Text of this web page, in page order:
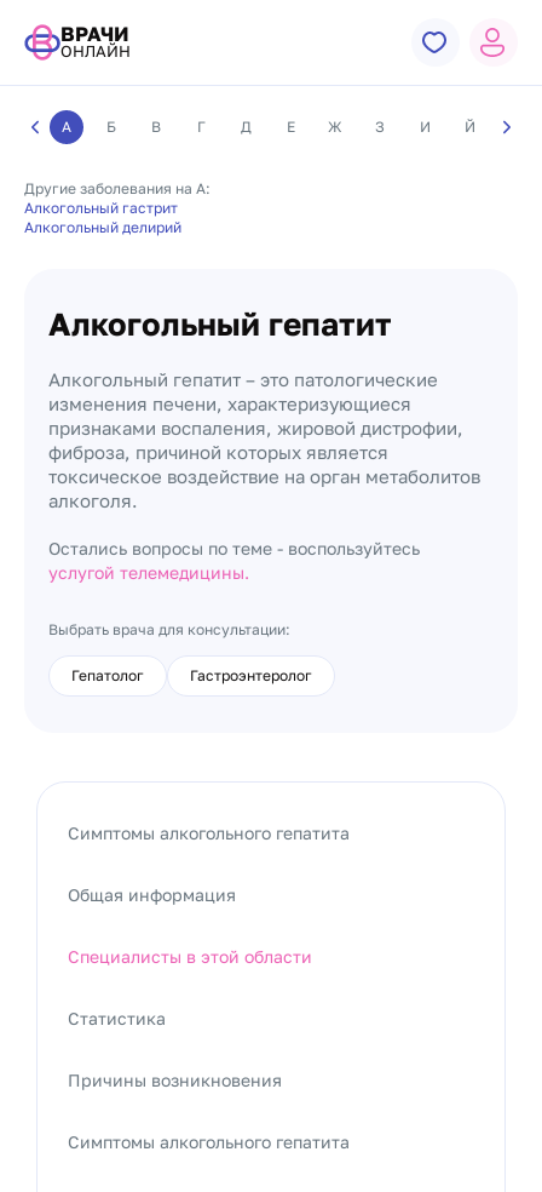
ВРАЧИ
ОНЛАЙН
А Б В Г Д Е Ж З И Й К
Другие заболевания на А:
Алкогольный гастрит
Алкогольный делирий
Алкогольный гепатит
Алкогольный гепатит – это патологические
изменения печени, характеризующиеся
признаками воспаления, жировой дистрофии,
фиброза, причиной которых является
токсическое воздействие на орган метаболитов
алкоголя.
Остались вопросы по теме - воспользуйтесь
услугой телемедицины.
Выбрать врача для консультации:
Гепатолог Гастроэнтеролог
Симптомы алкогольного гепатита
Общая информация
Специалисты в этой области
Статистика
Причины возникновения
Симптомы алкогольного гепатита